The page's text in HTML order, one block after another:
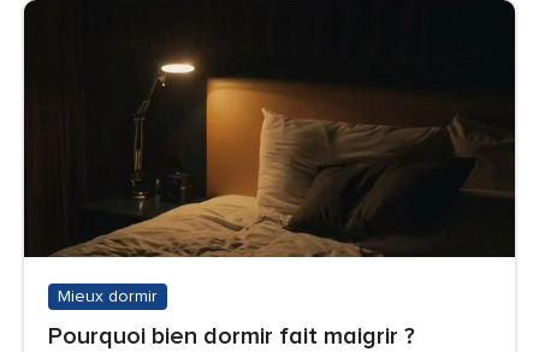
Mieux dormir
Pourquoi bien dormir fait maigrir ?